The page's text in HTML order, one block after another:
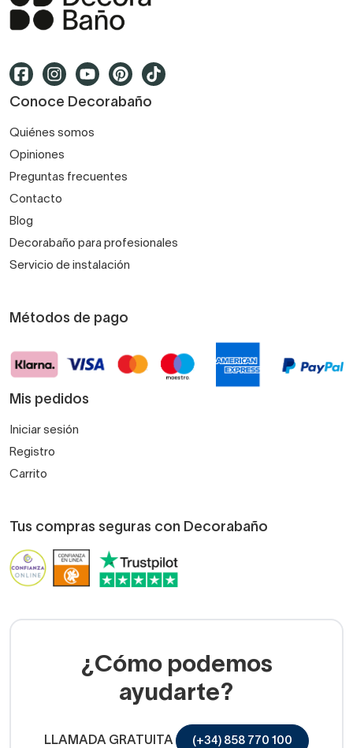
Conoce Decorabaño
Quiénes somos
Opiniones
Preguntas frecuentes
Contacto
Blog
Decorabaño para profesionales
Servicio de instalación
Métodos de pago
Mis pedidos
Iniciar sesión
Registro
Carrito
Tus compras seguras con Decorabaño
¿Cómo podemos
ayudarte?
LLAMADA GRATUITA (+34) 858 770 100